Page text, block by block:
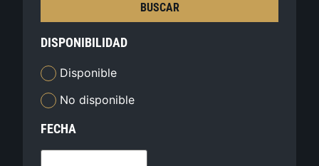
BUSCAR
DISPONIBILIDAD
Disponible
No disponible
FECHA